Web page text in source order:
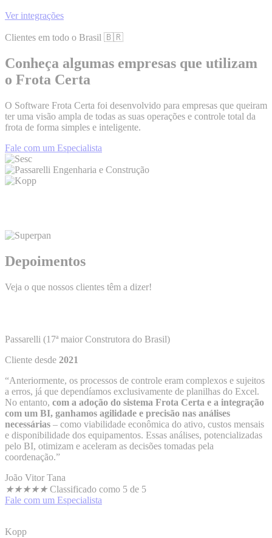
Ver integrações
Clientes em todo o Brasil 🇧🇷
Conheça algumas empresas que utilizam
o Frota Certa​
O Software Frota Certa foi desenvolvido para empresas que queiram
ter uma visão ampla de todas as suas operações e controle total da
frota de forma simples e inteligente.
Fale com um Especialista
Depoimentos
Veja o que nossos clientes têm a dizer!
Passarelli (17ª maior Construtora do Brasil)
Cliente desde 2021
“Anteriormente, os processos de controle eram complexos e sujeitos
a erros, já que dependíamos exclusivamente de planilhas do Excel.
No entanto, com a adoção do sistema Frota Certa e a integração
com um BI, ganhamos agilidade e precisão nas análises
necessárias – como viabilidade econômica do ativo, custos mensais
e disponibilidade dos equipamentos. Essas análises, potencializadas
pelo BI, otimizam e aceleram as decisões tomadas pela
coordenação.”
João Vitor Tana
★★★★★ Classificado como 5 de 5
Fale com um Especialista
Kopp